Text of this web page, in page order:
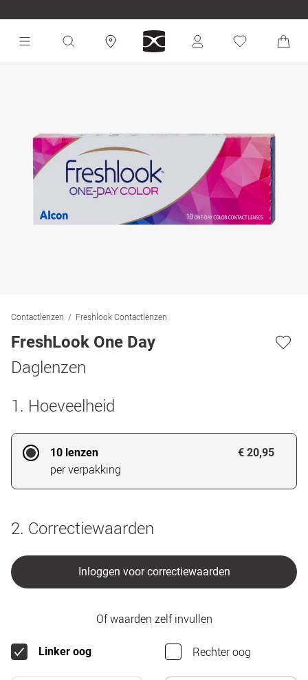
Contactlenzen Freshlook Contactlenzen
FreshLook One Day
Daglenzen
1. Hoeveelheid
10 lenzen
per verpakking
€ 20,95
2. Correctiewaarden
Inloggen voor correctiewaarden
Of waarden zelf invullen
Linker oog Rechter oog